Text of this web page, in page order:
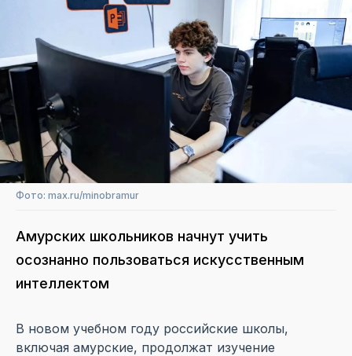
Фото: max.ru/minobramur
Амурских школьников начнут учить
осознанно пользоваться искусственным
интеллектом
В новом учебном году российские школы,
включая амурские, продолжат изучение